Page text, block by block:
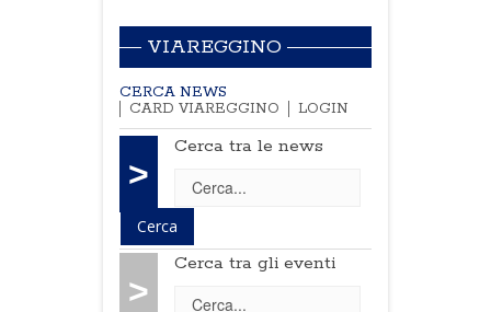
VIAREGGINO
CERCA NEWS
CARD VIAREGGINO
LOGIN
>
Cerca tra le news
>
Cerca tra gli eventi